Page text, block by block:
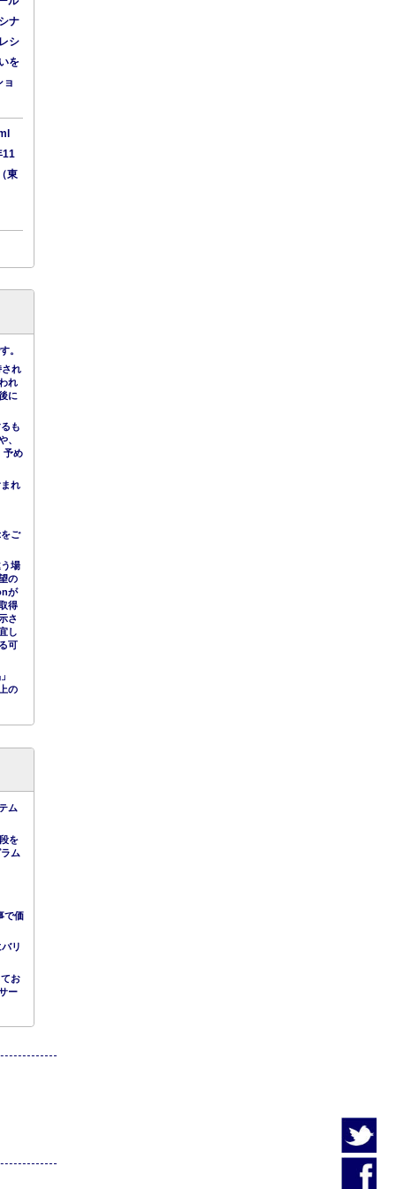
ナ
シ
を
11
東
。
れ
れ
に
も
、
予め
れ
ご
場
の
が
得
さ
し
可
の
ム
を
ム
で価
リ
お
ー